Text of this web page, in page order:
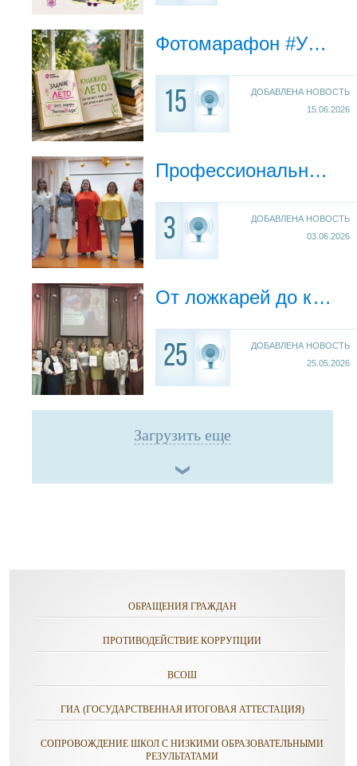
Фотомарафон #УчительВКадре
15
ДОБАВЛЕНА НОВОСТЬ
15.06.2026
Профессиональное событие для педагогов: новые горизонты педагогического мастерства
3
ДОБАВЛЕНА НОВОСТЬ
03.06.2026
От ложкарей до канзаши: как в Екатеринбурге отметили заслуги педагогов новаторов
25
ДОБАВЛЕНА НОВОСТЬ
25.05.2026
Загрузить еще
ОБРАЩЕНИЯ ГРАЖДАН
ПРОТИВОДЕЙСТВИЕ КОРРУПЦИИ
ВСОШ
ГИА (ГОСУДАРСТВЕННАЯ ИТОГОВАЯ АТТЕСТАЦИЯ)
СОПРОВОЖДЕНИЕ ШКОЛ C НИЗКИМИ ОБРАЗОВАТЕЛЬНЫМИ
РЕЗУЛЬТАТАМИ